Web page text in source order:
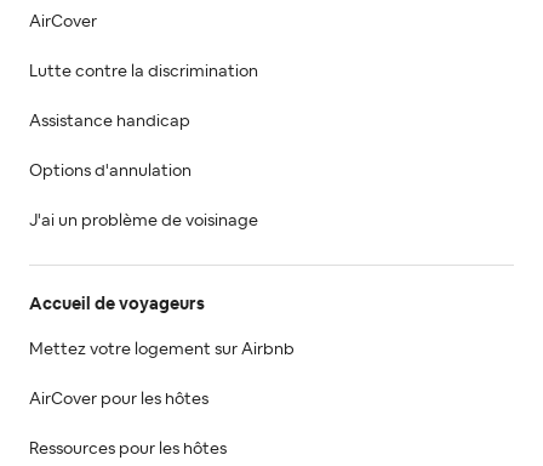
AirCover
Lutte contre la discrimination
Assistance handicap
Options d'annulation
J'ai un problème de voisinage
Accueil de voyageurs
Mettez votre logement sur Airbnb
AirCover pour les hôtes
Ressources pour les hôtes